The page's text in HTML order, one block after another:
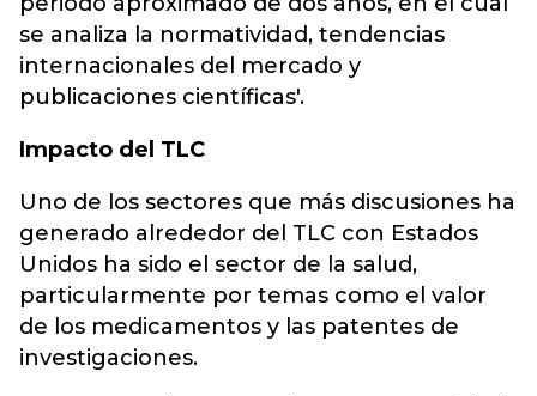
se analiza la normatividad, tendencias
internacionales del mercado y
publicaciones científicas'.
Impacto del TLC
Uno de los sectores que más discusiones ha
generado alrededor del TLC con Estados
Unidos ha sido el sector de la salud,
particularmente por temas como el valor
de los medicamentos y las patentes de
investigaciones.